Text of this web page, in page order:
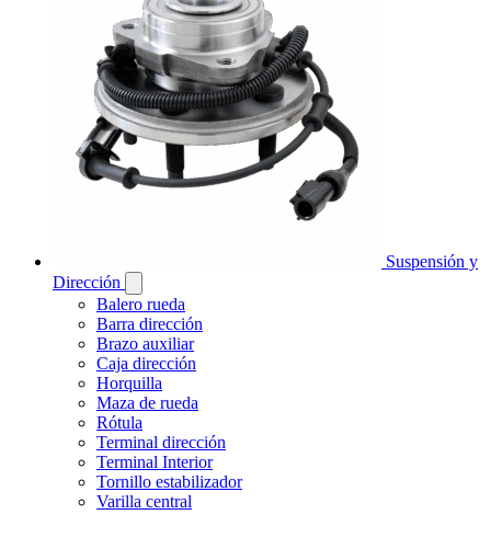
Suspensión y
Dirección
Balero rueda
Barra dirección
Brazo auxiliar
Caja dirección
Horquilla
Maza de rueda
Rótula
Terminal dirección
Terminal Interior
Tornillo estabilizador
Varilla central